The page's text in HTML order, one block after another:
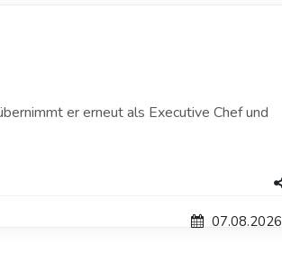
er erneut als Executive Chef und
07.08.2026